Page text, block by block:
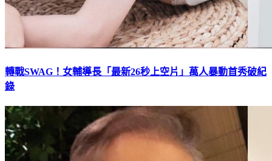
轉戰SWAG！女輔導長「最新26秒上空片」萬人暴動首秀破紀
錄